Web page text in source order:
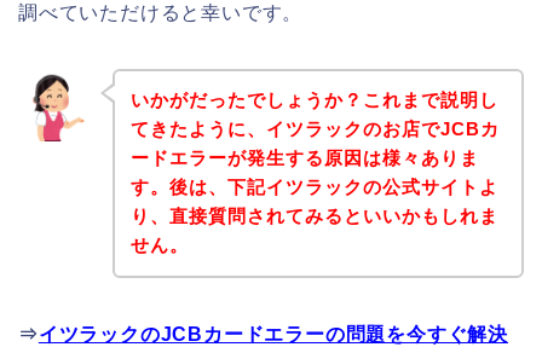
調べていただけると幸いです。
いかがだったでしょうか？これまで説明し
てきたように、イツラックのお店でJCBカ
ードエラーが発生する原因は様々ありま
す。後は、下記イツラックの公式サイトよ
り、直接質問されてみるといいかもしれま
せん。
⇒イツラックのJCBカードエラーの問題を今すぐ解決